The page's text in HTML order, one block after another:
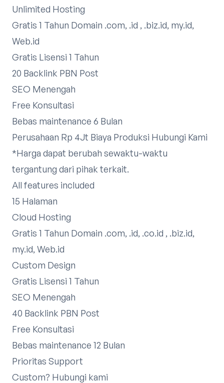
Unlimited Hosting
Gratis 1 Tahun Domain .com, .id , .biz.id, my.id,
Web.id
Gratis Lisensi 1 Tahun
20 Backlink PBN Post
SEO Menengah
Free Konsultasi
Bebas maintenance 6 Bulan
Perusahaan Rp 4Jt Biaya Produksi Hubungi Kami
*Harga dapat berubah sewaktu-waktu
tergantung dari pihak terkait.​
All features included
15 Halaman
Cloud Hosting
Gratis 1 Tahun Domain .com, .id, .co.id , .biz.id,
my.id, Web.id
Custom Design
Gratis Lisensi 1 Tahun
SEO Menengah
40 Backlink PBN Post
Free Konsultasi
Bebas maintenance 12 Bulan
Prioritas Support
Custom? Hubungi kami